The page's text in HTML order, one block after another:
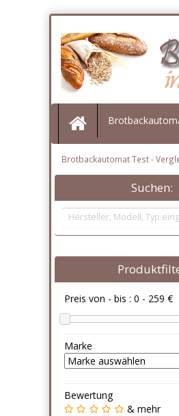
Brotbackautomat Test -
Suchen:
Preis von - bis : 0 - 259 €
Marke
Bewertung
& mehr